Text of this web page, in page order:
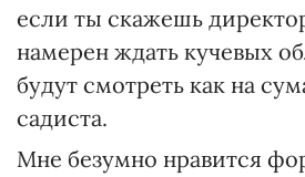
если ты скажешь
намерен ждать кучевых
будут смотреть как на
садиста.
Мне безумно нравится